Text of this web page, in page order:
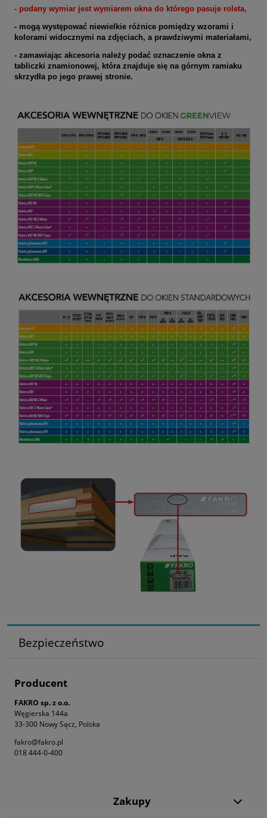
- podany wymiar jest wymiarem okna do którego pasuje roleta,
- mogą występować niewielkie różnice pomiędzy wzorami i
kolorami widocznymi na zdjęciach, a prawdziwymi materiałami,
- zamawiając akcesoria należy podać oznaczenie okna z
tabliczki znamionowej, która znajduje się na górnym ramiaku
skrzydła po jego prawej stronie.
Bezpieczeństwo
Producent
FAKRO sp. z o.o.
Węgierska 144a
33-300 Nowy Sącz, Polska
fakro@fakro.pl
018 444-0-400
Zakupy